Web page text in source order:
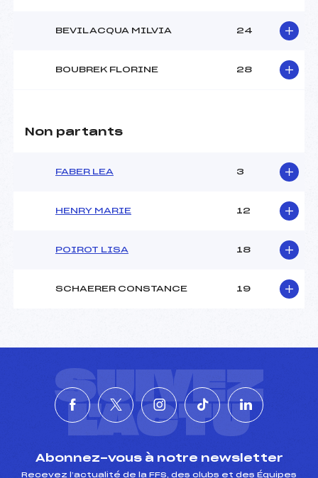
BEVILACQUA MILVIA 24
BOUBREK FLORINE 28
Non partants
FABER LEA 3
HENRY MARIE 12
POIROT LISA 18
SCHAERER CONSTANCE 19
SUIVEZ
L'ACTU
Abonnez-vous à notre newsletter
Recevez l’actualité de la FFS, des clubs et des Équipes